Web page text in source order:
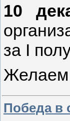
10
за I
Желаем
Победа в